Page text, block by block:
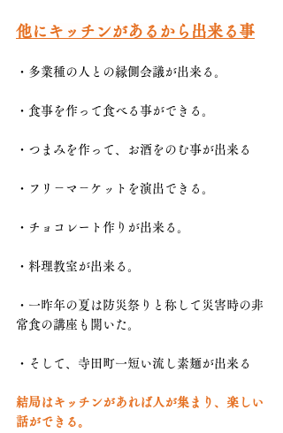
他にキッチンがあるから出来る事
・多業種の人との縁側会議が出来る。
・食事を作って食べる事ができる。
・つまみを作って、お酒をのむ事が出来る
・フリ－マ－ケットを演出できる。
・チョコレート作りが出来る。
・料理教室が出来る。
・一昨年の夏は防災祭りと称して災害時の非
常食の講座も開いた。
・そして、寺田町一短い流し素麺が出来る
結局はキッチンがあれば人が集まり、楽しい
話ができる。